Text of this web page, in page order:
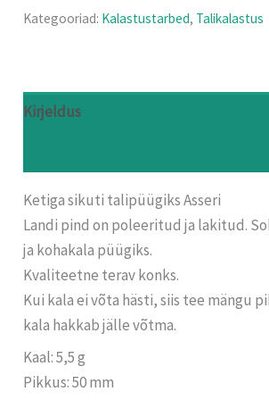
Kategooriad: Kalastustarbed, Talikalastus
Kirjeldus
Ketiga sikuti talipüügiks Asseri
Landi pind on poleeritud ja lakitud.
ja kohakala püügiks.
Kvaliteetne terav konks.
Kui kala ei võta hästi, siis tee mängu
kala hakkab jälle võtma.
Kaal: 5,5 g
Pikkus: 50 mm